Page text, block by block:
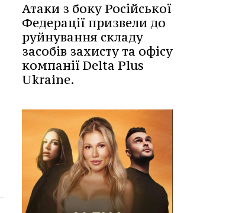
Атаки з боку Російської
Федерації призвели до
руйнування складу
засобів захисту та офісу
компанії Delta Plus
Ukraine.